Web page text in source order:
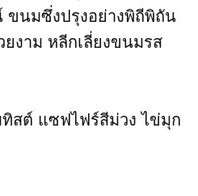
นมซึ่งปรุงอย่างพิถีพิถัน
งาม หลีกเลี่ยงขนมรส
ทิสต์ แซฟไฟร์สีม่วง ไข่มุก